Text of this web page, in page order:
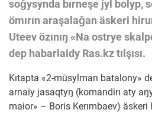
soǧysynda bırneşe jyl bolyp,
ömırın araşalaǧan äskeri
Uteev özınıŋ «Na ostrye
dep habarlaidy Ras.kz tılşısı.
Kıtapta «2-mūsylman batalony»
arnaiy jasaqtyŋ (komandirı aty
maior» – Boris Kerımbaev) äskeri